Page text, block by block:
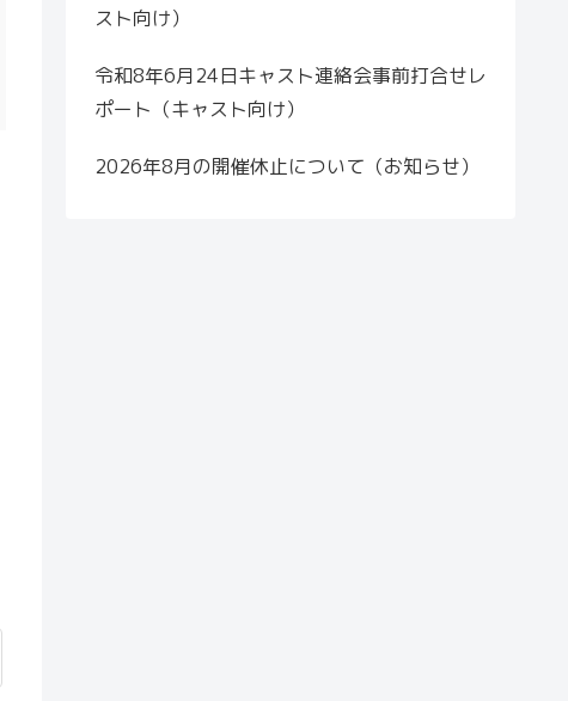
スト向け）
令和8年6月24日キャスト連絡会事前打合せレ
ポート（キャスト向け）
2026年8月の開催休止について（お知らせ）